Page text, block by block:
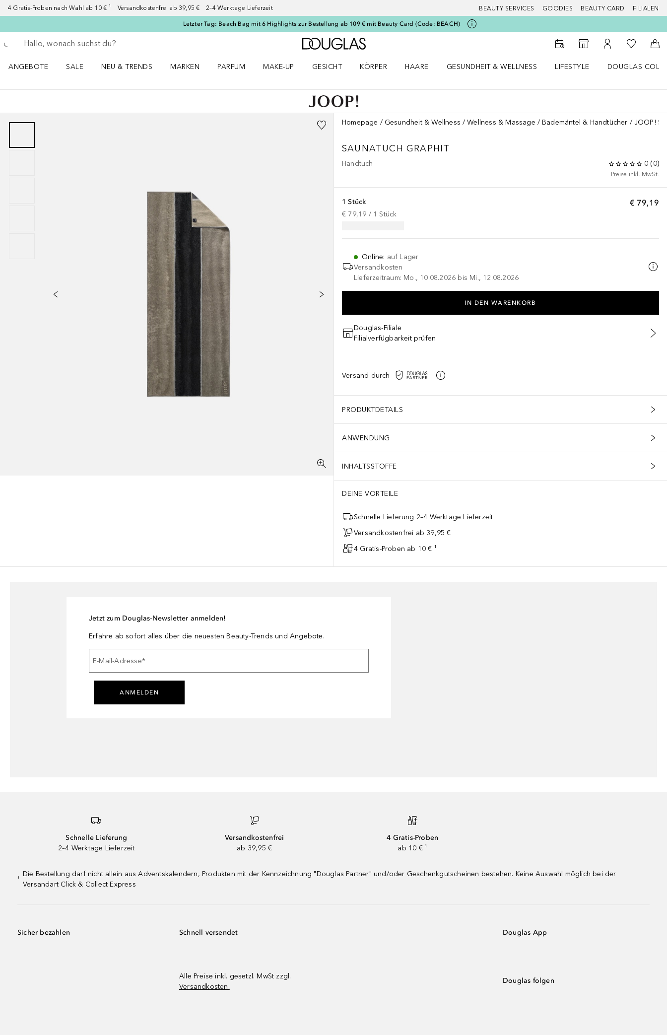
4 Gratis-Proben nach Wahl ab 10 € ¹ Versandkostenfrei ab 39,95 € 2–4 Werktage Lieferzeit BEAUTY SERVICES GOODIES BEAUTY CARD FILIALEN
Letzter Tag: Beach Bag mit 6 Highlights zur Bestellung ab 109 € mit Beauty Card (Code: BEACH)
Gehe zurück
Suche ausführen
Zur Douglas Startseite
Zum Storefinder
Zu Meinem
Zu Meiner
ANGEBOTE
SALE
NEU & TRENDS
MARKEN
PARFUM
MAKE-UP
GESICHT
KÖRPER
HAARE
GESUNDHEIT & WELLNESS
LIFESTYLE
DOUGLAS
Homepage Gesundheit & Wellness Wellness & Massage Bademäntel & Handtücher JOOP!
SAUNATUCH GRAPHIT
Handtuch 0 (0)
Preise inkl. MwSt.
€ 79,19
1 Stück
€ 79,19 / 1 Stück
Online: auf Lager
Versandkosten
Lieferzeitraum: Mo., 10.08.2026 bis Mi., 12.08.2026
IN DEN WARENKORB
Douglas-Filiale
Filialverfügbarkeit prüfen
Versand durch
PRODUKTDETAILS
ANWENDUNG
INHALTSSTOFFE
DEINE VORTEILE
Schnelle Lieferung 2–4 Werktage Lieferzeit
Versandkostenfrei ab 39,95 €
4 Gratis-Proben ab 10 € ¹
Jetzt zum Douglas-Newsletter anmelden!
Erfahre ab sofort alles über die neuesten Beauty-Trends und Angebote.
E-Mail-Adresse*
ANMELDEN
Schnelle Lieferung
2–4 Werktage Lieferzeit
Versandkostenfrei
ab 39,95 €
4 Gratis-Proben
ab 10 € ¹
¹
Die Bestellung darf nicht allein aus Adventskalendern, Produkten mit der Kennzeichnung "Douglas Partner" und/oder Geschenkgutscheinen bestehen. Keine Auswahl möglich bei der
Versandart Click & Collect Express
Sicher bezahlen Schnell versendet
Alle Preise inkl. gesetzl. MwSt zzgl.
Versandkosten.
Douglas App
Douglas folgen